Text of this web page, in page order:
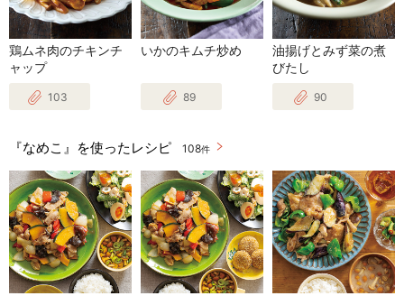
鶏ムネ肉のチキンチ
ャップ
103
いかのキムチ炒め
89
油揚げとみず菜の煮
びたし
90
『なめこ』を使ったレシピ 108件